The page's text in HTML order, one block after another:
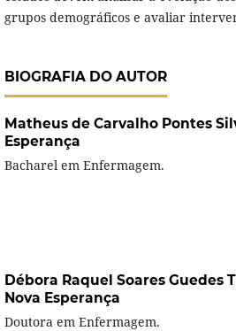
grupos demográficos e avaliar
BIOGRAFIA DO AUTOR
Matheus de Carvalho Pontes
Esperança
Bacharel em Enfermagem.
Débora Raquel Soares Guedes
Nova Esperança
Doutora em Enfermagem.